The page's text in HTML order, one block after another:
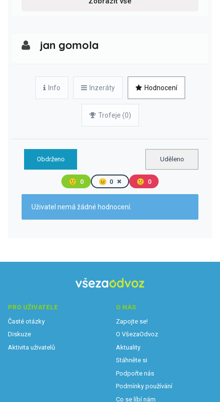
jan gomola
Info Inzeráty Hodnocení
Trofeje (0)
Obdrženo Uděleno
🙂 0 😐 0 🙁 0
Uživatel nemá žádné hodnocení.
PRO UŽIVATELE
Časté otázky
Diskuze
Aktivita uživatelů
O NÁS
Zapojte se!
O VšezaOdvoz
Aktuality
Stáhněte si
Podpořte nás
Podmínky používání
Co se líbí nám